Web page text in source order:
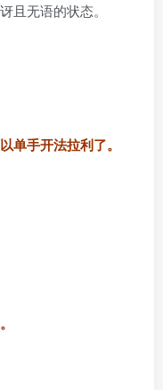
且无语的状态。
单手开法拉利了。